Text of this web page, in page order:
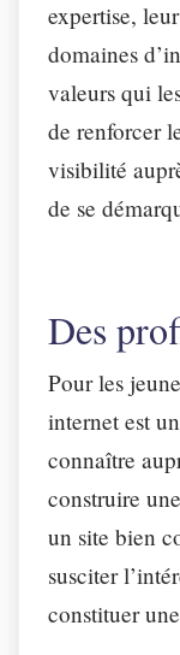
expertise,
domaines
valeurs qui
de renforcer
visibilité
de se
Des
Pour les
internet est
connaître
construire
un site bien
susciter
constituer